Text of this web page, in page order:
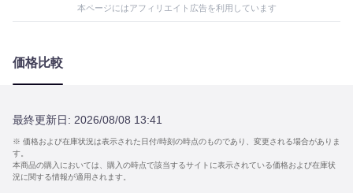
本ページにはアフィリエイト広告を利用しています
価格比較
最終更新日: 2026/08/08 13:41
※ 価格および在庫状況は表示された日付/時刻の時点のものであり、変更される場合がありま
す。
本商品の購入においては、購入の時点で該当するサイトに表示されている価格および在庫状
況に関する情報が適用されます。